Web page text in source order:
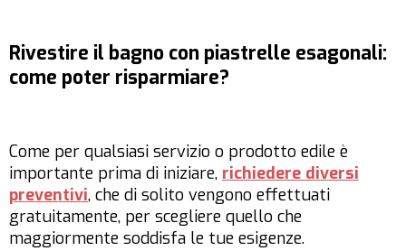
Rivestire il bagno con piastrelle esagonali:
come poter risparmiare?
Come per qualsiasi servizio o prodotto edile è
importante prima di iniziare, richiedere diversi
preventivi, che di solito vengono effettuati
gratuitamente, per scegliere quello che
maggiormente soddisfa le tue esigenze.